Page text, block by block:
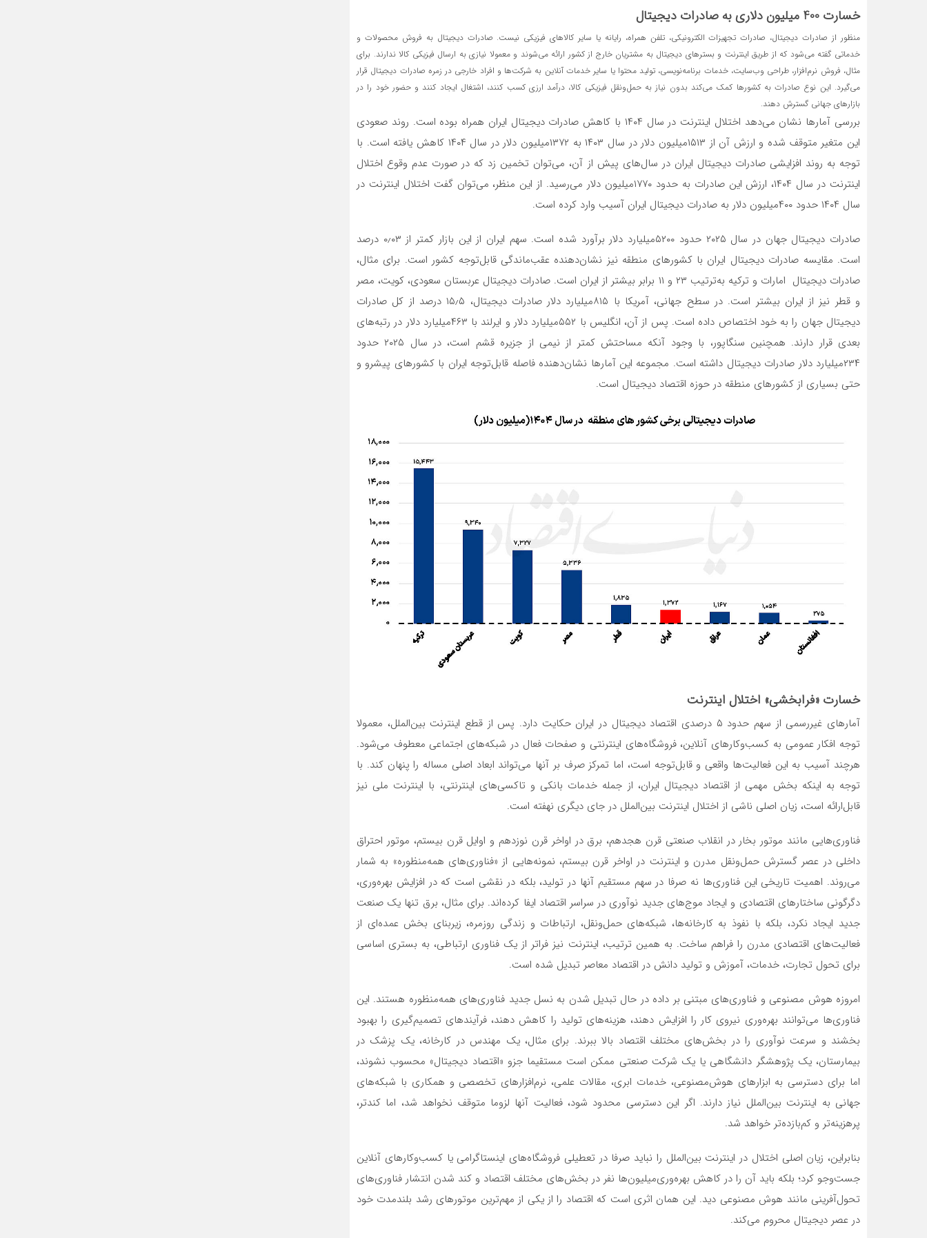
خسارت 400‌ میلیون دلاری به صادرات دیجیتال
منظور از صادرات دیجیتال، صادرات تجهیزات الکترونیکی، تلفن همراه، رایانه یا سایر کالاهای فیزیکی نیست. صادرات دیجیتال به فروش محصولات و
خدماتی گفته می‌شود که از طریق اینترنت و بسترهای دیجیتال به مشتریان خارج از کشور ارائه می‌شوند و معمولا نیازی به ارسال فیزیکی کالا ندارند. برای
مثال، فروش نرم‌افزار، طراحی وب‌سایت، خدمات برنامه‌نویسی، تولید محتوا یا سایر خدمات آنلاین به شرکت‌ها و افراد خارجی در زمره صادرات دیجیتال قرار
می‌گیرد. این نوع صادرات به کشورها کمک می‌کند بدون نیاز به حمل‌ونقل فیزیکی کالا، درآمد ارزی کسب کنند، اشتغال ایجاد کنند و حضور خود را در
بازارهای جهانی گسترش دهند.
بررسی آمارها نشان می‌دهد اختلال اینترنت در سال ۱۴۰۴ با کاهش صادرات دیجیتال ایران همراه بوده است. روند صعودی
این متغیر متوقف شده و ارزش آن از ۱۵۱۳‌میلیون دلار در سال ۱۴۰۳ به ۱۳۷۲‌میلیون دلار در سال ۱۴۰۴ کاهش یافته است. با
توجه به روند افزایشی صادرات دیجیتال ایران در سال‌های پیش از آن، می‌توان تخمین زد که در صورت عدم وقوع اختلال
اینترنت در سال ۱۴۰۴، ارزش این صادرات به حدود ۱۷۷۰‌میلیون دلار می‌رسید. از این منظر، می‌توان گفت اختلال اینترنت در
سال ۱۴۰۴ حدود ۴۰۰‌میلیون دلار به صادرات دیجیتال ایران آسیب وارد کرده است.
صادرات دیجیتال جهان در سال ۲۰۲۵ حدود ۵۲۰۰‌میلیارد دلار برآورد شده است. سهم ایران از این بازار کمتر از ۰٫۰۳ درصد
است. مقایسه صادرات دیجیتال ایران با کشورهای منطقه نیز نشان‌دهنده عقب‌ماندگی قابل‌توجه کشور است. برای مثال،
صادرات دیجیتال امارات و ترکیه به‌ترتیب ۲۳ و ۱۱ برابر بیشتر از ایران است. صادرات دیجیتال عربستان سعودی، کویت، مصر
و قطر نیز از ایران بیشتر است. در سطح جهانی، آمریکا با ۸۱۵‌میلیارد دلار صادرات دیجیتال، ۱۵٫۵ درصد از کل صادرات
دیجیتال جهان را به خود اختصاص داده است. پس از آن، انگلیس با ۵۵۲‌میلیارد دلار و ایرلند با ۴۶۳‌میلیارد دلار در رتبه‌های
بعدی قرار دارند. همچنین سنگاپور، با وجود آنکه مساحتش کمتر از نیمی از جزیره قشم است، در سال ۲۰۲۵ حدود
۲۳۴‌میلیارد دلار صادرات دیجیتال داشته است. مجموعه این آمارها نشان‌دهنده فاصله قابل‌توجه ایران با کشورهای پیشرو و
حتی بسیاری از کشورهای منطقه در حوزه اقتصاد دیجیتال است.
خسارت «فرابخشی» اختلال اینترنت
آمارهای غیررسمی از سهم حدود ۵ درصدی اقتصاد دیجیتال در ایران حکایت دارد. پس از قطع اینترنت بین‌الملل، معمولا
توجه افکار عمومی به کسب‌وکارهای آنلاین، فروشگاه‌های اینترنتی و صفحات فعال در شبکه‌های اجتماعی معطوف می‌شود.
هرچند آسیب به این فعالیت‌ها واقعی و قابل‌توجه است، اما تمرکز صرف بر آنها می‌تواند ابعاد اصلی مساله را پنهان کند. با
توجه به اینکه بخش مهمی از اقتصاد دیجیتال ایران، از جمله خدمات بانکی و تاکسی‌های اینترنتی، با اینترنت ملی نیز
قابل‌ارائه است، زیان اصلی ناشی از اختلال اینترنت بین‌الملل در جای دیگری نهفته است.
فناوری‌هایی مانند موتور بخار در انقلاب صنعتی قرن هجدهم، برق در اواخر قرن نوزدهم و اوایل قرن بیستم، موتور احتراق
داخلی در عصر گسترش حمل‌ونقل مدرن و اینترنت در اواخر قرن بیستم، نمونه‌هایی از «فناوری‌های همه‌منظوره» به شمار
می‌روند. اهمیت تاریخی این فناوری‌ها نه صرفا در سهم مستقیم آنها در تولید، بلکه در نقشی است که در افزایش بهره‌وری،
دگرگونی ساختارهای اقتصادی و ایجاد موج‌های جدید نوآوری در سراسر اقتصاد ایفا کرده‌اند. برای مثال، برق تنها یک صنعت
جدید ایجاد نکرد، بلکه با نفوذ به کارخانه‌ها، شبکه‌های حمل‌ونقل، ارتباطات و زندگی روزمره، زیربنای بخش عمده‌ای از
فعالیت‌های اقتصادی مدرن را فراهم ساخت. به همین ترتیب، اینترنت نیز فراتر از یک فناوری ارتباطی، به بستری اساسی
برای تحول تجارت، خدمات، آموزش و تولید دانش در اقتصاد معاصر تبدیل شده است.
امروزه هوش مصنوعی و فناوری‌های مبتنی بر داده در حال تبدیل شدن به نسل جدید فناوری‌های همه‌منظوره هستند. این
فناوری‌ها می‌توانند بهره‌وری نیروی کار را افزایش دهند، هزینه‌های تولید را کاهش دهند، فرآیندهای تصمیم‌گیری را بهبود
بخشند و سرعت نوآوری را در بخش‌های مختلف اقتصاد بالا ببرند. برای مثال، یک مهندس در کارخانه، یک پزشک در
بیمارستان، یک پژوهشگر دانشگاهی یا یک شرکت صنعتی ممکن است مستقیما جزو «اقتصاد دیجیتال» محسوب نشوند،
اما برای دسترسی به ابزارهای هوش‌مصنوعی، خدمات ابری، مقالات علمی، نرم‌افزارهای تخصصی و همکاری با شبکه‌های
جهانی به اینترنت بین‌الملل نیاز دارند. اگر این دسترسی محدود شود، فعالیت آنها لزوما متوقف نخواهد شد، اما کندتر،
پرهزینه‌تر و کم‌بازده‌تر خواهد شد.
بنابراین، زیان اصلی اختلال در اینترنت بین‌الملل را نباید صرفا در تعطیلی فروشگاه‌های اینستاگرامی یا کسب‌وکارهای آنلاین
جست‌وجو کرد؛ بلکه باید آن را در کاهش بهره‌وری‌میلیون‌ها نفر در بخش‌های مختلف اقتصاد و کند شدن انتشار فناوری‌های
تحول‌آفرینی مانند هوش مصنوعی دید. این همان اثری است که اقتصاد را از یکی از مهم‌ترین موتورهای رشد بلندمدت خود
در عصر دیجیتال محروم می‌کند.